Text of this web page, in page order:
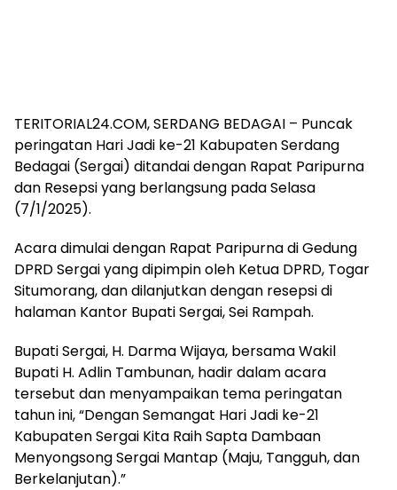
TERITORIAL24.COM, SERDANG BEDAGAI – Puncak
peringatan Hari Jadi ke-21 Kabupaten Serdang
Bedagai (Sergai) ditandai dengan Rapat Paripurna
dan Resepsi yang berlangsung pada Selasa
(7/1/2025).
Acara dimulai dengan Rapat Paripurna di Gedung
DPRD Sergai yang dipimpin oleh Ketua DPRD, Togar
Situmorang, dan dilanjutkan dengan resepsi di
halaman Kantor Bupati Sergai, Sei Rampah.
Bupati Sergai, H. Darma Wijaya, bersama Wakil
Bupati H. Adlin Tambunan, hadir dalam acara
tersebut dan menyampaikan tema peringatan
tahun ini, “Dengan Semangat Hari Jadi ke-21
Kabupaten Sergai Kita Raih Sapta Dambaan
Menyongsong Sergai Mantap (Maju, Tangguh, dan
Berkelanjutan).”